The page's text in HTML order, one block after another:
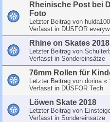
Rheinische Post bei
Foto
Letzter Beitrag von hulda100
Verfasst in DUSFOR
Rhine on Skates 2018
Letzter Beitrag von
Verfasst in Sondereinsätze
76mm Rollen für
Letzter Beitrag von dorina«
Verfasst in DUSFOR Tech
Löwen Skate 2018
Letzter Beitrag von
Verfasst in Sondereinsätze